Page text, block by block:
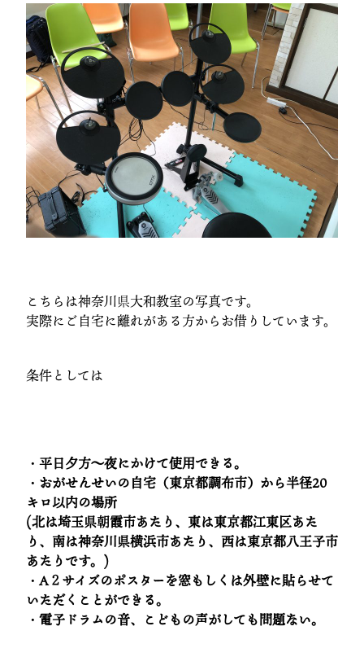
こちらは神奈川県大和教室の写真です。
実際にご自宅に離れがある方からお借りしています。
条件としては
・平日夕方〜夜にかけて使用できる。
・おがせんせいの自宅（東京都調布市）から半径20
キロ以内の場所
(北は埼玉県朝霞市あたり、東は東京都江東区あた
り、南は神奈川県横浜市あたり、西は東京都八王子市
あたりです。)
・A２サイズのポスターを窓もしくは外壁に貼らせて
いただくことができる。
・電子ドラムの音、こどもの声がしても問題ない。